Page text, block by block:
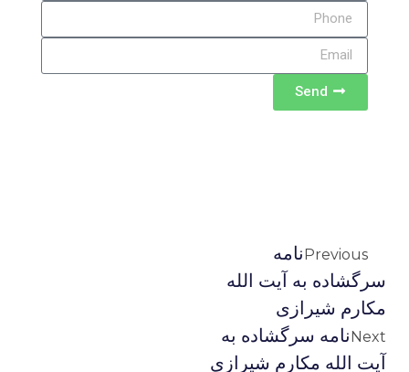
Send
Previousنامه
سرگشاده به آیت الله
مکارم شیرازی
Nextنامه سرگشاده به
آیت الله مکارم شیرازی